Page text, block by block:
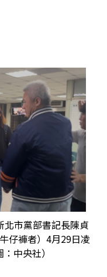
市黨部書記長陳貞
仔褲者）4月29日凌
中央社）